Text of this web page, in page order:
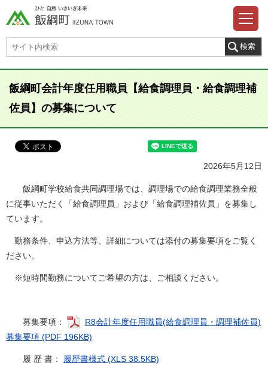
飯綱町会計年度任用職員【給食調理員・給食調理補
佐員】の募集について
2026年5月12日
飯綱町学校給食共同調理場では、調理場での給食調理業務全般
に従事いただく「給食調理員」および「給食調理補佐員」を募集し
ています。
勤務条件、申込方法等、詳細については添付の募集要項をご覧く
ださい。
※短時間勤務についてご希望の方は、ご相談ください。
募集要項：
R8会計年度任用職員(給食調理員・調理補佐員)
募集要項 (PDF 196KB)
履 歴 書： 履歴書様式 (XLS 38.5KB)